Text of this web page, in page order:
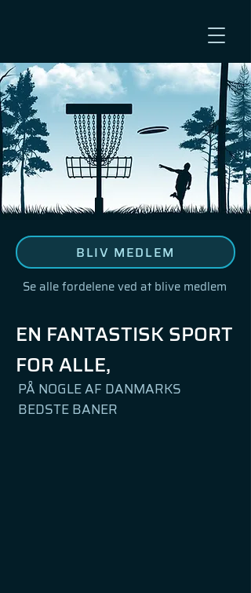
BLIV MEDLEM
Se alle fordelene ved at blive medlem
EN FANTASTISK SPORT
FOR ALLE,
PÅ NOGLE AF DANMARKS
BEDSTE BANER